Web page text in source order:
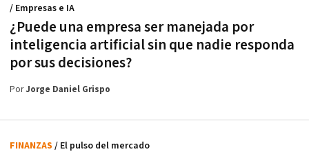
¿Puede una empresa ser manejada por
inteligencia artificial sin que nadie responda
por sus decisiones?
/ Empresas e IA
PorJorge Daniel Grispo
FINANZAS / El pulso del mercado